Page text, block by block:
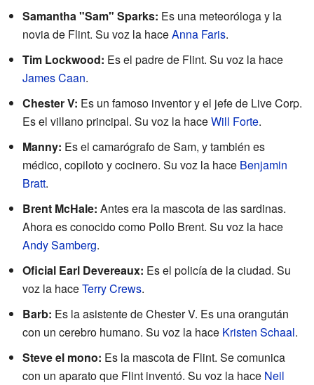
Samantha "Sam" Sparks: Es una meteoróloga y la
novia de Flint. Su voz la haceAnna Faris.
Tim Lockwood: Es el padre de Flint. Su voz la hace
James Caan.
Chester V: Es un famoso inventor y el jefe de Live Corp.
Es el villano principal. Su voz la haceWill Forte.
Manny: Es el camarógrafo de Sam, y también es
médico, copiloto y cocinero. Su voz la hace Benjamin
Bratt.
Brent McHale: Antes era la mascota de las sardinas.
Ahora es conocido como Pollo Brent. Su voz la hace
Andy Samberg.
Oficial Earl Devereaux: Es el policía de la ciudad. Su
voz la haceTerry Crews.
Barb: Es la asistente de Chester V. Es una orangután
con un cerebro humano. Su voz la hace Kristen Schaal.
Steve el mono: Es la mascota de Flint. Se comunica
con un aparato que Flint inventó. Su voz la hace Neil